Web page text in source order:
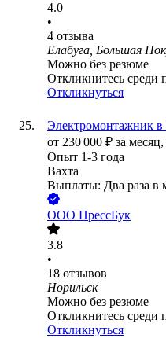
4.0
•
4 отзыва
Елабуга, Большая
Можно без резюме
Откликнитесь среди
Откликнуться
Электромонтажник в
от 230 000 ₽ за месяц,
Опыт 1-3 года
Вахта
Выплаты: Два раза в
ООО ПрессБук
3.8
•
18 отзывов
Норильск
Можно без резюме
Откликнитесь среди
Откликнуться